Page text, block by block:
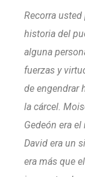
Recorra
historia del
alguna
fuerzas y
de engendrar
la cárcel.
Gedeón era
David era un
era más que